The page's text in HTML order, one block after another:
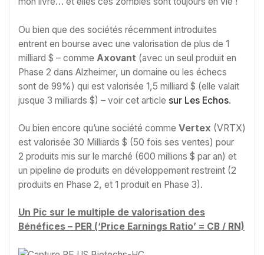
Ou bien que des sociétés récemment introduites
entrent en bourse avec une valorisation de plus de 1
milliard $ – comme Axovant (avec un seul produit en
Phase 2 dans Alzheimer, un domaine ou les échecs
sont de 99%) qui est valorisée 1,5 milliard $ (elle valait
jusque 3 milliards $) – voir cet article sur Les Echos.
Ou bien encore qu’une société comme Vertex (VRTX)
est valorisée 30 Milliards $ (50 fois ses ventes) pour
2 produits mis sur le marché (600 millions $ par an) et
un pipeline de produits en développement restreint (2
produits en Phase 2, et 1 produit en Phase 3).
Un Pic sur le multiple de valorisation des
Bénéfices – PER (‘Price Earnings Ratio’ = CB / RN)